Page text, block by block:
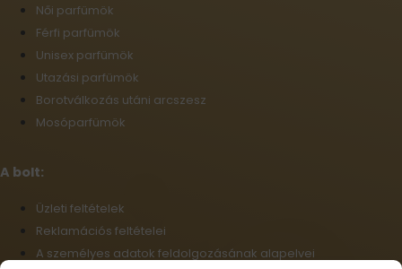
Női parfümök
Férfi parfümök
Unisex parfümök
Utazási parfümök
Borotválkozás utáni arcszesz
Mosóparfümök
A bolt:
Üzleti feltételek
Reklamációs feltételei
A személyes adatok feldolgozásának alapelvei